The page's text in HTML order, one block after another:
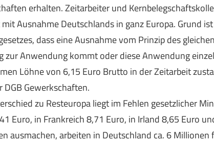
erhalten. Zeitarbeiter und
Ausnahme Deutschlands in ganz Europa. Grund
dass eine Ausnahme vom Prinzip des
zur Anwendung kommt oder diese Anwendung
Löhne von 6,15 Euro Brutto in der Zeitarbeit
Gewerkschaften.
zu Resteuropa liegt im Fehlen gesetzlicher
Euro, in Frankreich 8,71 Euro, in Irland 8,65 Euro
ausmachen, arbeiten in Deutschland ca. 6 Millionen